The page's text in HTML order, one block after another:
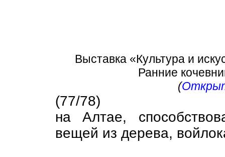
Выставка «Культура и
Ранние
(
(77/78)
на Алтае,
вещей из дерева,